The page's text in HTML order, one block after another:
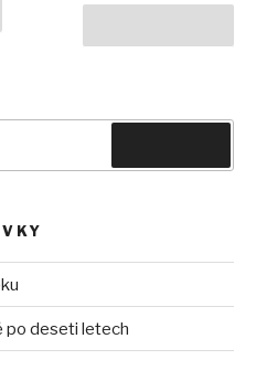
po deseti letech